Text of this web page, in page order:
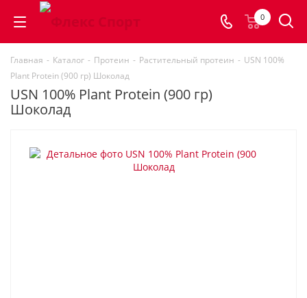
0
Главная - Каталог - Протеин - Растительный протеин - USN 100%
Plant Protein (900 гр) Шоколад
USN 100% Plant Protein (900 гр)
Шоколад